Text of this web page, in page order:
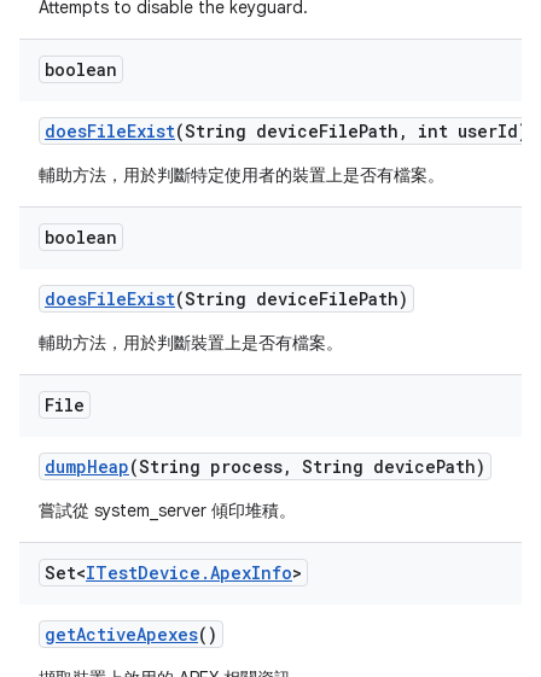
Attempts to disable the keyguard.
boolean
doesFileExist(String deviceFilePath , int userId)
輔助方法，用於判斷特定使用者的裝置上是否有檔案。
boolean
doesFileExist(String deviceFilePath)
輔助方法，用於判斷裝置上是否有檔案。
File
dumpHeap(String process, String devicePath)
嘗試從 system_server 傾印堆積。
Set<ITestDevice .ApexInfo>
getActiveApexes()